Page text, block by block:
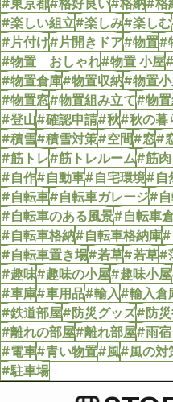
#東京都#格好良い#格納#格
#楽しい組立#楽しみ#楽しむ
#片付け#片開きドア#物置#
#物置 おしゃれ#物置 小屋
#物置倉庫#物置収納#物置小
#物置窓#物置組み立て#物置
#登山#確認申請#秋#秋の暮
#積雪#積雪対策#空間#窓#
#筋トレ#筋トレルーム#筋肉
#自作#自動車#自宅環境#自
#自転車#自転車ガレージ#自
#自転車のある風景#自転車
#自転車格納#自転車格納庫#
#自転車置き場#若草#若草#
#趣味#趣味の小屋#趣味小屋
#車庫#車用品#輸入#輸入倉
#鉄道部屋#防災グッズ#防災
#離れの部屋#離れ部屋#雨宿
#電車#青い物置#風#風の対
#駐車場